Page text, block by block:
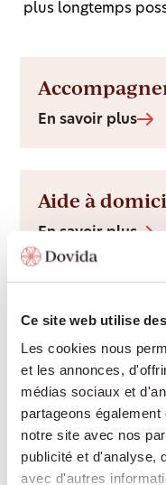
Ce site web utilise
Les cookies nous
et les annonces,
médias sociaux et
partageons
notre site avec nos
publicité et d'analyse,
avec d'autres
plus longtemps
En savoir plus
Aide à
En savoir plus
Aide
En savoir plus
Services
En savoir plus